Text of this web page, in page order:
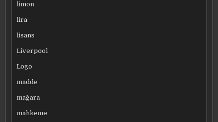
limon
lira
lisans
Liverpool
Logo
madde
mağara
mahkeme